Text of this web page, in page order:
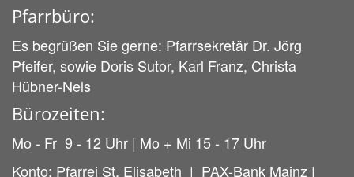
Pfarrbüro:
Es begrüßen Sie gerne: Pfarrsekretär Dr. Jörg
Pfeifer, sowie Doris Sutor, Karl Franz, Christa
Hübner-Nels
Bürozeiten:
Mo - Fr 9 - 12 Uhr | Mo + Mi 15 - 17 Uhr
Konto: Pfarrei St. Elisabeth | PAX-Bank Mainz |